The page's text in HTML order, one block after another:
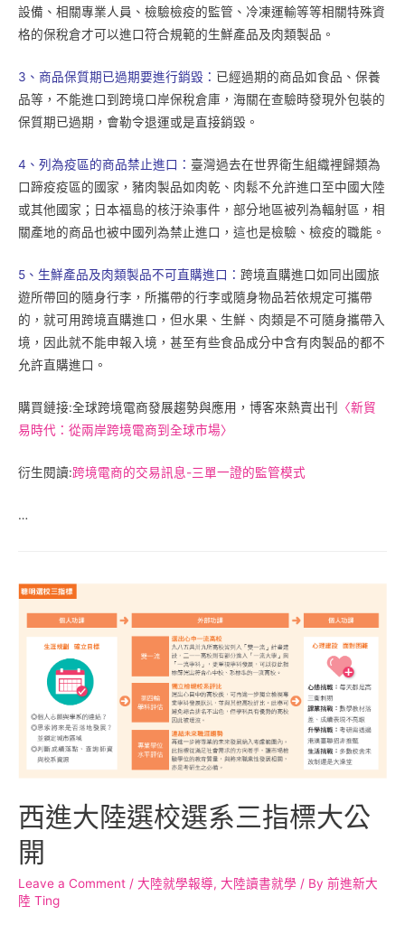
設備、相關專業人員、檢驗檢疫的監管、冷凍運輸等等相關特殊資
格的保稅倉才可以進口符合規範的生鮮產品及肉類製品。
3、商品保質期已過期要進行銷毀： 已經過期的商品如食品、保養
品等，不能進口到跨境口岸保稅倉庫，海關在查驗時發現外包裝的
保質期已過期，會勒令退運或是直接銷毀。
4、列為疫區的商品禁止進口： 臺灣過去在世界衛生組織裡歸類為
口蹄疫疫區的國家，豬肉製品如肉乾、肉鬆不允許進口至中國大陸
或其他國家；日本福島的核汙染事件，部分地區被列為輻射區，相
關產地的商品也被中國列為禁止進口，這也是檢驗、檢疫的職能。
5、生鮮產品及肉類製品不可直購進口： 跨境直購進口如同出國旅
遊所帶回的隨身行李，所攜帶的行李或隨身物品若依規定可攜帶
的，就可用跨境直購進口，但水果、生鮮、肉類是不可隨身攜帶入
境，因此就不能申報入境，甚至有些食品成分中含有肉製品的都不
允許直購進口。
購買鏈接:全球跨境電商發展趨勢與應用，博客來熱賣出刊
〈新貿
易時代：從兩岸跨境電商到全球市場〉
衍生閱讀:跨境電商的交易訊息-三單一證的監管模式
…
西進大陸選校選系三指標大公
開
Leave a Comment / 大陸就學報導, 大陸讀書就學 / By 前進新大
陸 Ting